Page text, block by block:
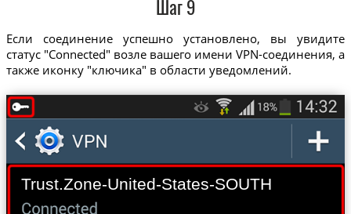
Шаг 9
Если соединение успешно установлено, вы увидите
статус "Connected" возле вашего имени VPN-соединения, а
также иконку "ключика" в области уведомлений.
Trust.Zone-United-States-SOUTH